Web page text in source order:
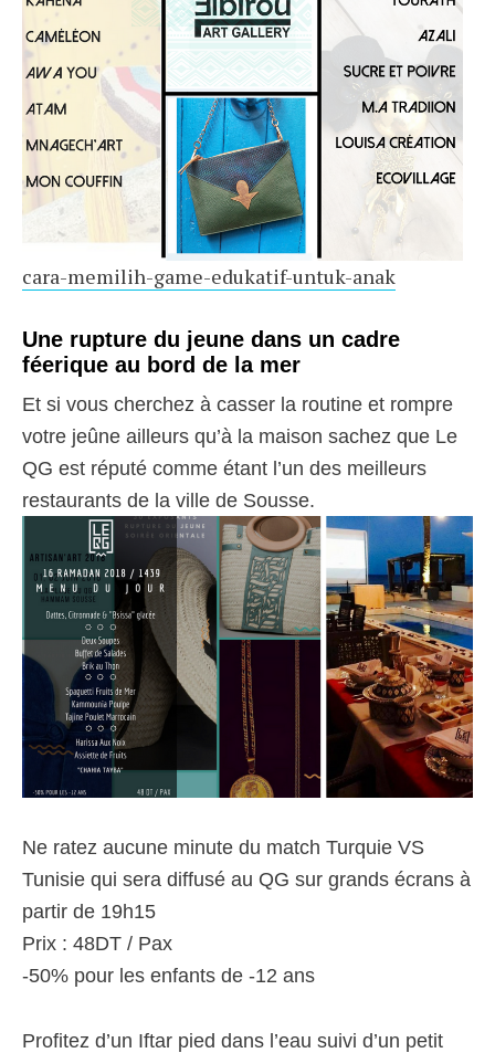
cara-memilih-game-edukatif-untuk-anak
Une rupture du jeune dans un cadre
féerique au bord de la mer
Et si vous cherchez à casser la routine et rompre
votre jeûne ailleurs qu’à la maison sachez que Le
QG est réputé comme étant l’un des meilleurs
restaurants de la ville de Sousse.
Ne ratez aucune minute du match Turquie VS
Tunisie qui sera diffusé au QG sur grands écrans à
partir de 19h15
Prix : 48DT / Pax
-50% pour les enfants de -12 ans
Profitez d’un Iftar pied dans l’eau suivi d’un petit